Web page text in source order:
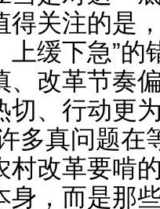
得关注的是
上缓下急”
、改革节奏
切、行动更
多真问题在
村改革要啃
身，而是那